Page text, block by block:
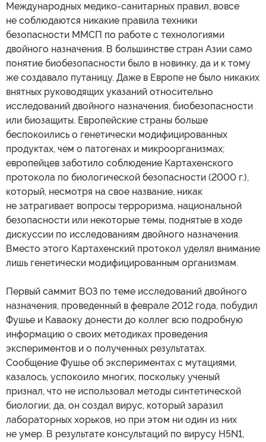
Международных медико-санитарных правил, вовсе
не соблюдаются никакие правила техники
безопасности ММСП по работе с технологиями
двойного назначения. В большинстве стран Азии само
понятие биобезопасности было в новинку, да и к тому
же создавало путаницу. Даже в Европе не было никаких
внятных руководящих указаний относительно
исследований двойного назначения, биобезопасности
или биозащиты. Европейские страны больше
беспокоились о генетически модифицированных
продуктах, чем о патогенах и микроорганизмах;
европейцев заботило соблюдение Картахенского
протокола по биологической безопасности (2000 г.),
который, несмотря на свое название, никак
не затрагивает вопросы терроризма, национальной
безопасности или некоторые темы, поднятые в ходе
дискуссии по исследованиям двойного назначения.
Вместо этого Картахенский протокол уделял внимание
лишь генетически модифицированным организмам.
Первый саммит ВОЗ по теме исследований двойного
назначения, проведенный в феврале 2012 года, побудил
Фушье и Каваоку донести до коллег всю подробную
информацию о своих методиках проведения
экспериментов и о полученных результатах.
Сообщение Фушье об экспериментах с мутациями,
казалось, успокоило многих, поскольку ученый
признал, что не использовал методы синтетической
биологии; да, он создал вирус, который заразил
лабораторных хорьков, но при этом ни один из них
не умер. В результате консультаций по вирусу H5N1,